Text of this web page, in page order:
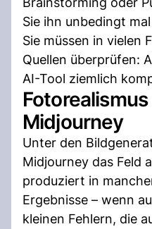
Sie ihn unbedingt
Sie müssen in vielen
Quellen überprüfen:
AI-Tool ziemlich
Midjourney
Unter den
Midjourney das Feld
produziert in
Ergebnisse – wenn
kleinen Fehlern, die